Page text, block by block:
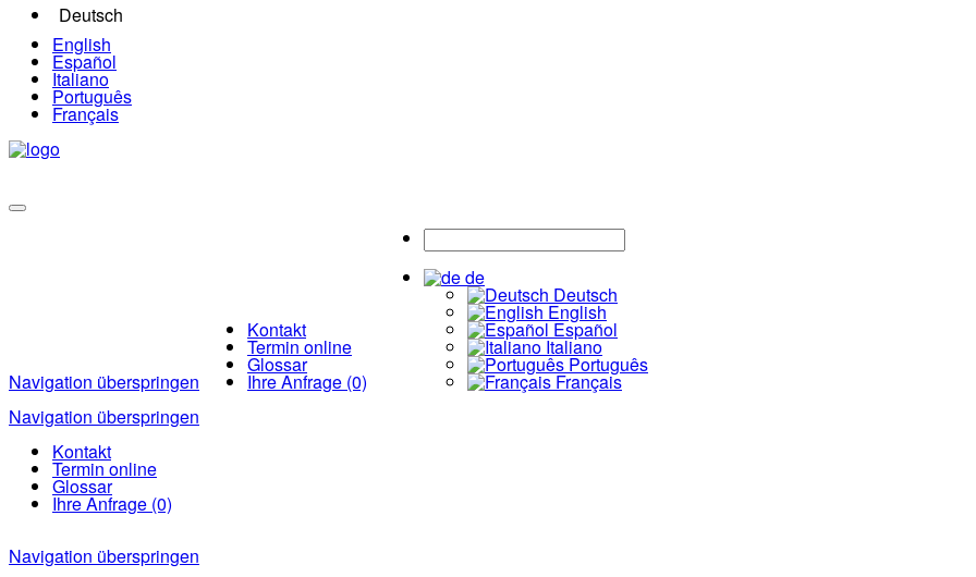
Deutsch
English
Español
Italiano
Português
Français
Navigation überspringen
Kontakt
Termin online
Glossar
Ihre Anfrage (0)
de
Deutsch
English
Español
Italiano
Português
Français
Navigation überspringen
Kontakt
Termin online
Glossar
Ihre Anfrage (0)
Navigation überspringen